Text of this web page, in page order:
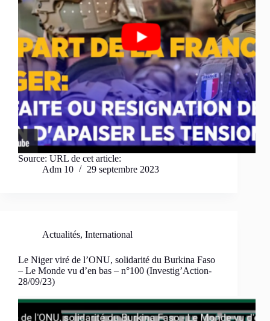
Source: URL de cet article:
Adm 10
29 septembre 2023
Actualités, International
Le Niger viré de l’ONU, solidarité du Burkina Faso
– Le Monde vu d’en bas – n°100 (Investig’Action-
28/09/23)